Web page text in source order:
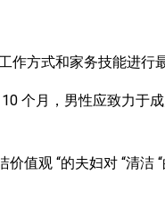
方式和家务技能进行
个月，男性应致力于
值观 “的夫妇对 “清洁